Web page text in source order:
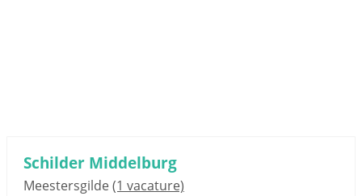
Schilder Middelburg
Meestersgilde(1 vacature)